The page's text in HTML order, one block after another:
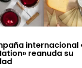
internacional
reanuda su